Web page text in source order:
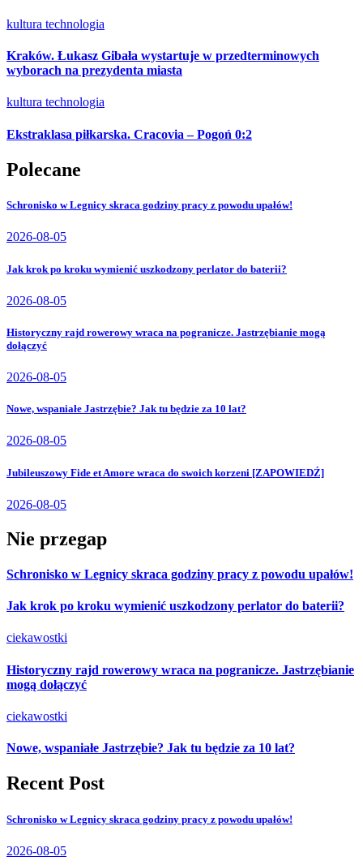
kultura technologia
Kraków. Łukasz Gibała wystartuje w przedterminowych
wyborach na prezydenta miasta
kultura technologia
Ekstraklasa piłkarska. Cracovia – Pogoń 0:2
Polecane
Schronisko w Legnicy skraca godziny pracy z powodu upałów!
2026-08-05
Jak krok po kroku wymienić uszkodzony perlator do baterii?
2026-08-05
Historyczny rajd rowerowy wraca na pogranicze. Jastrzębianie mogą
dołączyć
2026-08-05
Nowe, wspaniałe Jastrzębie? Jak tu będzie za 10 lat?
2026-08-05
Jubileuszowy Fide et Amore wraca do swoich korzeni [ZAPOWIEDŹ]
2026-08-05
Nie przegap
Schronisko w Legnicy skraca godziny pracy z powodu upałów!
Jak krok po kroku wymienić uszkodzony perlator do baterii?
ciekawostki
Historyczny rajd rowerowy wraca na pogranicze. Jastrzębianie
mogą dołączyć
ciekawostki
Nowe, wspaniałe Jastrzębie? Jak tu będzie za 10 lat?
Recent Post
Schronisko w Legnicy skraca godziny pracy z powodu upałów!
2026-08-05